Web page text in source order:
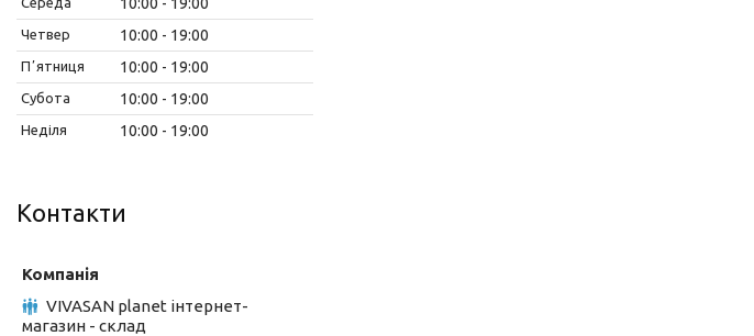
Четвер 10:00 19:00
Пʼятниця 10:00 19:00
Субота 10:00 19:00
Неділя 10:00 19:00
Контакти
VIVASAN planet інтернет-
магазин - склад